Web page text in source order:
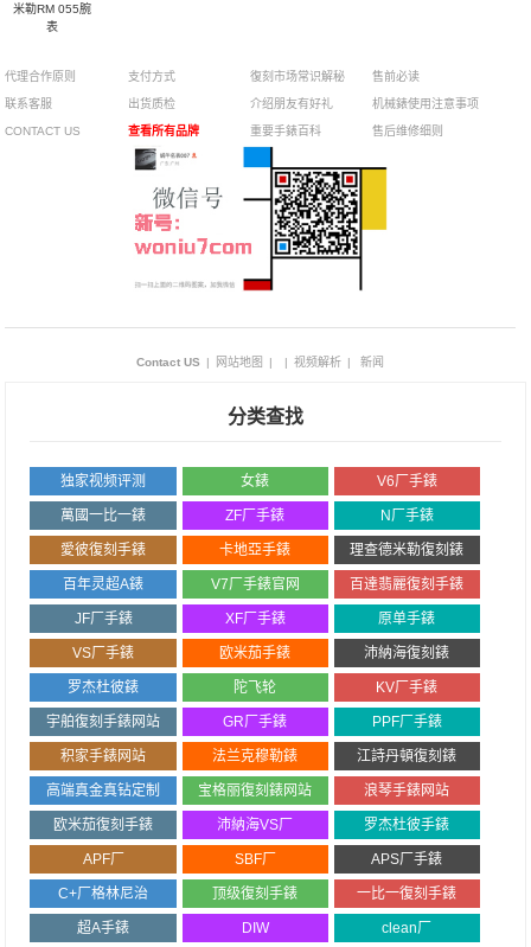
米勒RM 055腕
表
代理合作原则
联系客服
CONTACT US
支付方式
出货质检
查看所有品牌
復刻市场常识解秘
介绍朋友有好礼
重要手錶百科
售前必读
机械錶使用注意事项
售后维修细则
Contact US | 网站地图 | | 视频解析 | 新闻
分类查找
独家视频评测 女錶 V6厂手錶
萬國一比一錶 ZF厂手錶 N厂手錶
愛彼復刻手錶 卡地亞手錶 理查德米勒復刻錶
百年灵超A錶 V7厂手錶官网 百達翡麗復刻手錶
JF厂手錶 XF厂手錶 原单手錶
VS厂手錶 欧米茄手錶 沛納海復刻錶
罗杰杜彼錶 陀飞轮 KV厂手錶
宇舶復刻手錶网站 GR厂手錶 PPF厂手錶
积家手錶网站 法兰克穆勒錶 江詩丹頓復刻錶
高端真金真钻定制 宝格丽復刻錶网站 浪琴手錶网站
欧米茄復刻手錶 沛納海VS厂 罗杰杜彼手錶
APF厂 SBF厂 APS厂手錶
C+厂格林尼治 顶级復刻手錶 一比一復刻手錶
超A手錶 DIW clean厂